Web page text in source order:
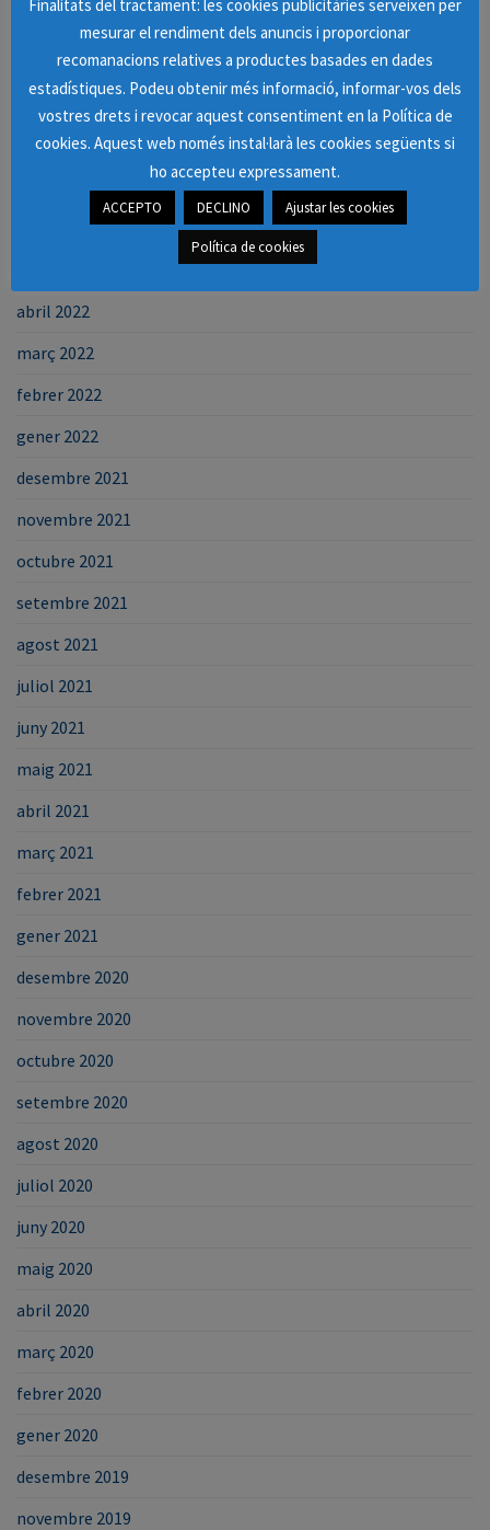
octubre 2022
setembre 2022
agost 2022
juliol 2022
abril 2022
març 2022
febrer 2022
gener 2022
desembre 2021
novembre 2021
octubre 2021
setembre 2021
agost 2021
juliol 2021
juny 2021
maig 2021
abril 2021
març 2021
febrer 2021
gener 2021
desembre 2020
novembre 2020
octubre 2020
setembre 2020
agost 2020
juliol 2020
juny 2020
maig 2020
abril 2020
març 2020
febrer 2020
gener 2020
desembre 2019
novembre 2019
Finalitats del tractament: les cookies publicitàries serveixen per
mesurar el rendiment dels anuncis i proporcionar
recomanacions relatives a productes basades en dades
estadístiques. Podeu obtenir més informació, informar-vos dels
vostres drets i revocar aquest consentiment en la Política de
cookies. Aquest web només instal·larà les cookies següents si
ho accepteu expressament.
ACCEPTO DECLINO Ajustar les cookies
Política de cookies